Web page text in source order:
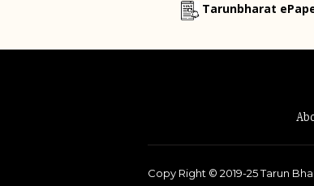
Tarunbharat
Copy Right © 2019-25Tarun